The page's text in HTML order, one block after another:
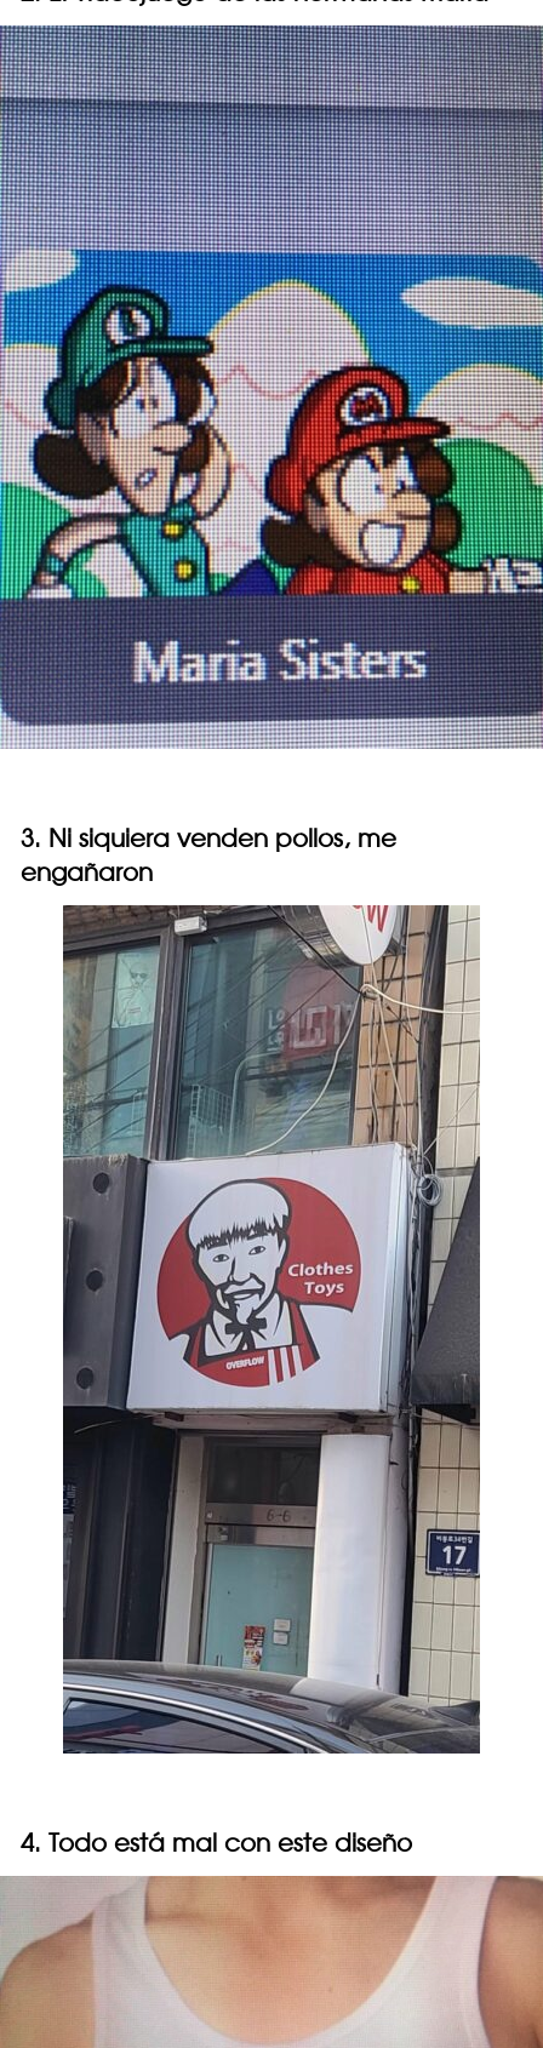
3. Ni siquiera venden pollos, me
engañaron
4. Todo está mal con este diseño